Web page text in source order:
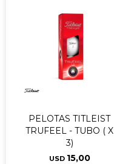
PELOTAS TITLEIST
TRUFEEL - TUBO ( X
3)
USD 15,00